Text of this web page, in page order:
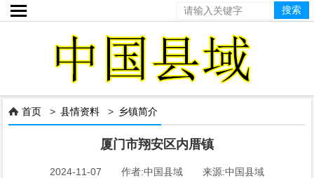

 首页 >县情资料 > 乡镇简介
厦门市翔安区内厝镇
2024-11-07 作者:中国县域 来源:中国县域